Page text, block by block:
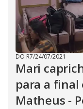
DO R7/24/07/2021
Mari
para a final
Matheus -